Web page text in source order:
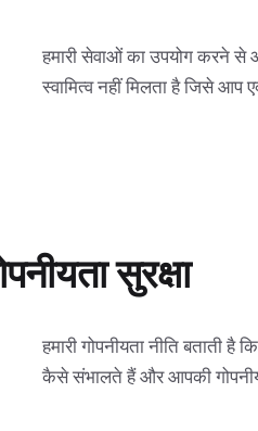
हमारी सेवाओं का उपयोग करने से
स्वामित्व नहीं मिलता है जिसे
सुरक्षा
हमारी गोपनीयता नीति बताती
कैसे संभालते हैं और आपकी